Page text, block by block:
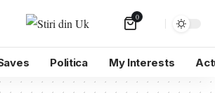
0
Politica My Interests